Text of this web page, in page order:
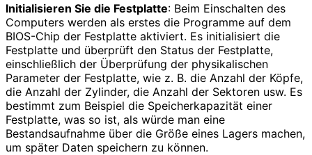
Initialisieren Sie die Festplatte: Beim Einschalten des
Computers werden als erstes die Programme auf dem
BIOS-Chip der Festplatte aktiviert. Es initialisiert die
Festplatte und überprüft den Status der Festplatte,
einschließlich der Überprüfung der physikalischen
Parameter der Festplatte, wie z. B. die Anzahl der Köpfe,
die Anzahl der Zylinder, die Anzahl der Sektoren usw. Es
bestimmt zum Beispiel die Speicherkapazität einer
Festplatte, was so ist, als würde man eine
Bestandsaufnahme über die Größe eines Lagers machen,
um später Daten speichern zu können.